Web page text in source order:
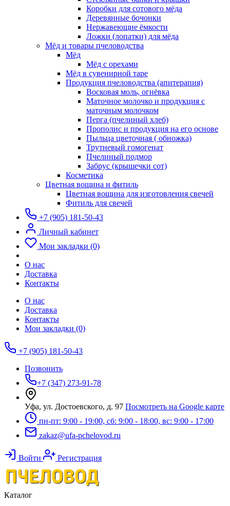
Коробки для сотового мёда
Деревянные бочонки
Нержавеющие ёмкости
Ложки (лопатки) для мёда
Мёд и товары пчеловодства
Мёд
Мёд с орехами
Мёд в сувенирной таре
Продукция пчеловодства (апитерапия)
Восковая моль, огнёвка
Маточное молочко и продукция с
маточным молочком
Перга (пчелиный хлеб)
Прополис и продукция на его основе
Пыльца цветочная ( обножка)
Трутневый гомогенат
Пчелиный подмор
Забрус (крышечки сот)
Косметика
Цветная вощина и фитиль
Цветная вощина для изготовления свечей
Фитиль для свечей
+7 (905) 181-50-43
Личный кабинет
Мои закладки (0)
О нас
Доставка
Контакты
О нас
Доставка
Контакты
Мои закладки (0)
+7 (905) 181-50-43
Позвонить
+7 (347) 273-91-78
Уфа, ул. Достоевского, д. 97 Посмотреть на Google карте
пн-пт: 9:00 - 19:00, сб: 9:00 - 18:00, вс: 9:00 - 17:00
zakaz@ufa-pchelovod.ru
Войти Регистрация
Каталог